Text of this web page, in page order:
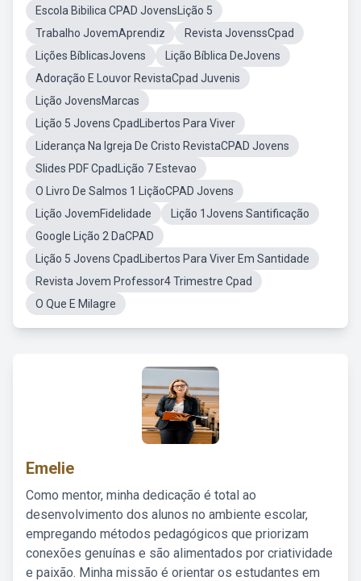
Escola Bibilica CPAD JovensLição 5
Trabalho JovemAprendiz
Revista JovenssCpad
Lições BíblicasJovens
Lição Bíblica DeJovens
Adoração E Louvor RevistaCpad Juvenis
Lição JovensMarcas
Lição 5 Jovens CpadLibertos Para Viver
Liderança Na Igreja De Cristo RevistaCPAD Jovens
Slides PDF CpadLição 7 Estevao
O Livro De Salmos 1 LiçãoCPAD Jovens
Lição JovemFidelidade
Lição 1Jovens Santificação
Google Lição 2 DaCPAD
Lição 5 Jovens CpadLibertos Para Viver Em Santidade
Revista Jovem Professor4 Trimestre Cpad
O Que E Milagre
Emelie
Como mentor, minha dedicação é total ao
desenvolvimento dos alunos no ambiente escolar,
empregando métodos pedagógicos que priorizam
conexões genuínas e são alimentados por criatividade
e paixão. Minha missão é orientar os estudantes em